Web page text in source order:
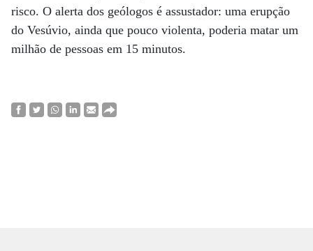
risco. O alerta dos geólogos é assustador: uma erupção
do Vesúvio, ainda que pouco violenta, poderia matar um
milhão de pessoas em 15 minutos.